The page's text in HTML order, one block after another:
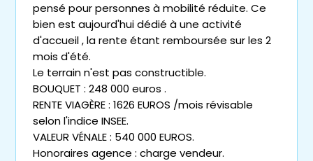
pensé pour personnes à mobilité réduite. Ce
bien est aujourd'hui dédié à une activité
d'accueil , la rente étant remboursée sur les 2
mois d'été.
Le terrain n'est pas constructible.
BOUQUET : 248 000 euros .
RENTE VIAGÈRE : 1626 EUROS /mois révisable
selon l'indice INSEE.
VALEUR VÉNALE : 540 000 EUROS.
Honoraires agence : charge vendeur.